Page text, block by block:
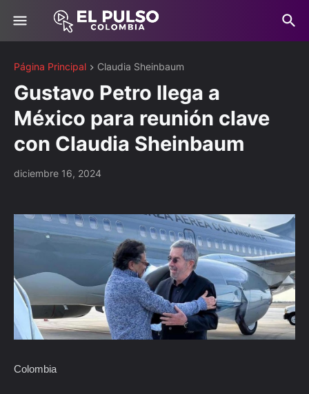
Página Principal Claudia Sheinbaum
Gustavo Petro llega a
México para reunión clave
con Claudia Sheinbaum
diciembre 16, 2024
Colombia